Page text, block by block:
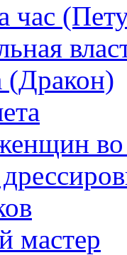
час
(Дракон)
во
мастер